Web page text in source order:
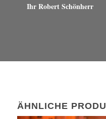
Ihr Robert Schönherr
ÄHNLICHE